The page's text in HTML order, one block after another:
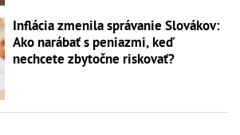
Inflácia zmenila správanie Slovákov:
Ako narábať s peniazmi, keď
nechcete zbytočne riskovať?